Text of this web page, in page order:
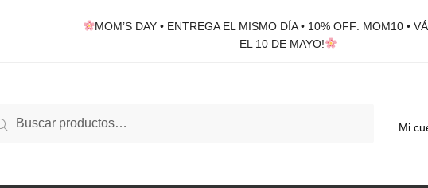
MOM’S DAY • ENTREGA EL MISMO DÍA • 10% OFF: MOM10 •
EL 10 DE MAYO!
Mi